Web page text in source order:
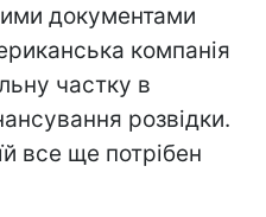
документами
компанія
частку в
розвідки.
все ще потрібен